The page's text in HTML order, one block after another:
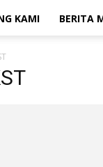
KAMI BERITA